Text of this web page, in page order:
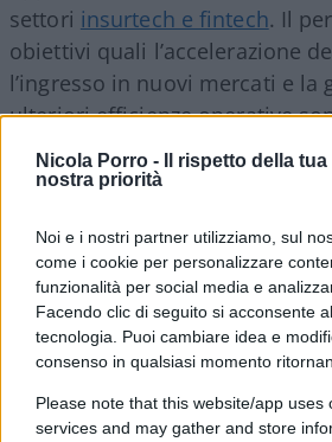
Nicola Porro -
Il rispetto della
nostra priorità
Noi e i nostri partner utilizziamo, sul
come i cookie per personalizzare
funzionalità per social media e
Facendo clic di seguito si acconsente
tecnologia. Puoi cambiare idea e
consenso in qualsiasi momento
Please note that this website/app uses
services and may gather and store
settori insurtech e fintech. Il
obiettivi quali l’accelerazione
l’ingresso in nuovi mercati e la
ulteriori efficienze operative
priorità del Gruppo. Avviata nel
un’analisi approfondita di oltre
in cinque iniziative strategiche
di crescita: Mundi Ventures,
Headline e Stepstone che
gamma di tecnologie
rivoluzionando il settore
l’IA, la cybersicurezza e